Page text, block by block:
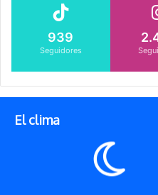
939
Seguidores
El clima